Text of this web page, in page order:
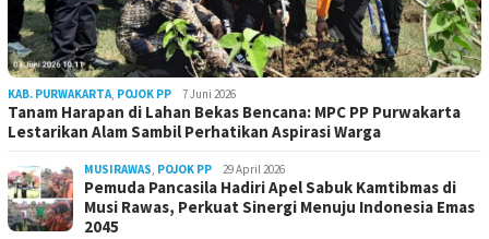
KAB. PURWAKARTA, POJOK PP 7 Juni 2026
Tanam Harapan di Lahan Bekas Bencana: MPC PP Purwakarta
Lestarikan Alam Sambil Perhatikan Aspirasi Warga
MUSIRAWAS, POJOK PP 29 April 2026
Pemuda Pancasila Hadiri Apel Sabuk Kamtibmas di
Musi Rawas, Perkuat Sinergi Menuju Indonesia Emas
2045